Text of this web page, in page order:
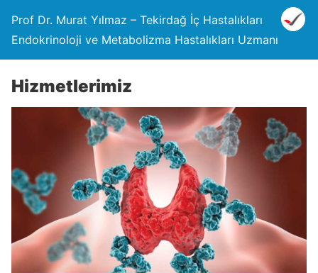
Prof Dr. Murat Yılmaz – Tekirdağ İç Hastalıkları
Endokrinoloji ve Metabolizma Hastalıkları Uzmanı
Hizmetlerimiz